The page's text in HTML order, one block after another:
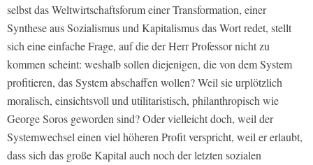
selbst das Weltwirtschaftsforum einer Transformation, einer
Synthese aus Sozialismus und Kapitalismus das Wort redet, stellt
sich eine einfache Frage, auf die der Herr Professor nicht zu
kommen scheint: weshalb sollen diejenigen, die von dem System
profitieren, das System abschaffen wollen? Weil sie urplötzlich
moralisch, einsichtsvoll und utilitaristisch, philanthropisch wie
George Soros geworden sind? Oder vielleicht doch, weil der
Systemwechsel einen viel höheren Profit verspricht, weil er erlaubt,
dass sich das große Kapital auch noch der letzten sozialen